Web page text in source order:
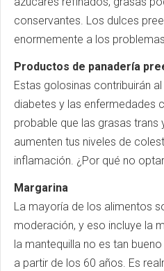
conservantes. Los dulces
enormemente a los
Productos de panadería
Estas golosinas contribuirán
diabetes y las enfermedades
probable que las grasas trans
aumenten tus niveles de
inflamación. ¿Por qué no
Margarina
La mayoría de los alimentos
moderación, y eso incluye la
la mantequilla no es tan
a partir de los 60 años. Es